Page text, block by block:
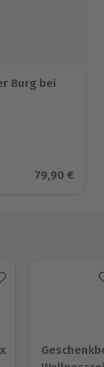
Burg bei
Aktueller
79,90 €